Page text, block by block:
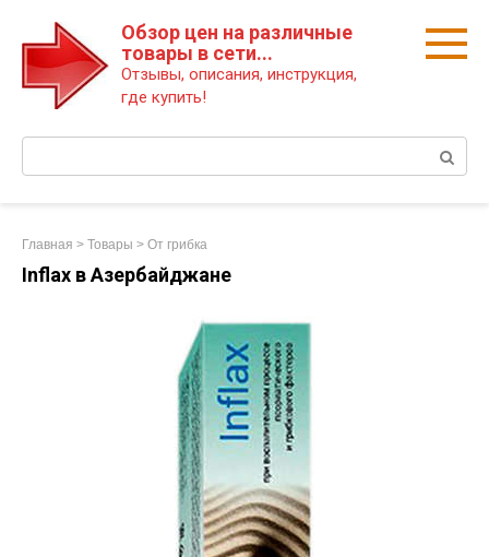
Обзор цен на различные
товары в сети...
Отзывы, описания, инструкция,
где купить!
Главная > Товары > От грибка
Inflax в Азербайджане